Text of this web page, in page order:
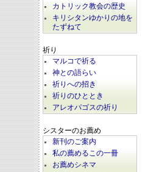
カトリック教会の歴史
キリシタンゆかりの地を
たずねて
祈り
マルコで祈る
神との語らい
祈りへの招き
祈りのひととき
アレオパゴスの祈り
シスターのお薦め
新刊のご案内
私の薦めるこの一冊
お薦めシネマ